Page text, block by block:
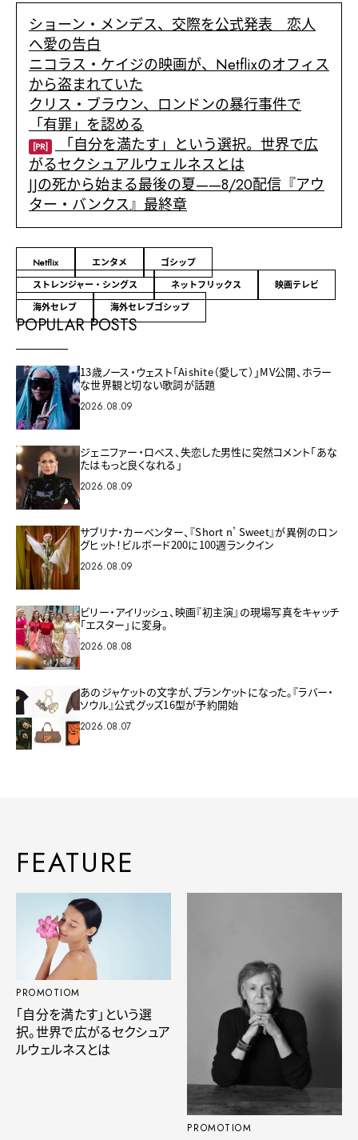
ショーン・メンデス、交際を公式発表 恋人
へ愛の告白
ニコラス・ケイジの映画が、Netflixのオフィス
から盗まれていた
クリス・ブラウン、ロンドンの暴行事件で
「有罪」を認める
[PR] 「自分を満たす」という選択。世界で広
がるセクシュアルウェルネスとは
JJの死から始まる最後の夏——8/20配信『アウ
ター・バンクス』最終章
Netflix エンタメ
ゴシップ
ストレンジャー・シングス
ネットフリックス
映画テレビ
海外セレブ
海外セレブゴシップ
POPULAR POSTS
13歳ノース・ウェスト「Aishite（愛して）」MV公開、ホラー
な世界観と切ない歌詞が話題
2026.08.09
ジェニファー・ロペス、失恋した男性に突然コメント「あな
たはもっと良くなれる」
2026.08.09
サブリナ・カーペンター、『Short n’ Sweet』が異例のロン
グヒット！ビルボード200に100週ランクイン
2026.08.09
ビリー・アイリッシュ、映画『初主演』の現場写真をキャッチ
「エスター」に変身。
2026.08.08
あのジャケットの文字が、ブランケットになった。『ラバー・
ソウル』公式グッズ16型が予約開始
2026.08.07
FEATURE
PROMOTIOM
「自分を満たす」という選
択。世界で広がるセクシュア
ルウェルネスとは
PROMOTIOM